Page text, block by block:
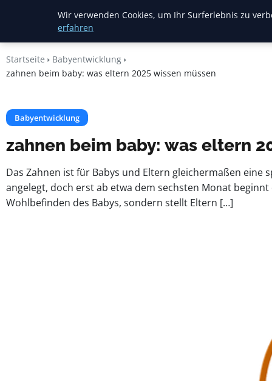
Mariannes
Kinderladen
Startseite
Babyentwicklung
zahnen beim baby: was eltern 2025 wissen müssen
Babyentwicklung
zahnen beim baby: was eltern
Das Zahnen ist für Babys und Eltern gleichermaßen
angelegt, doch erst ab etwa dem sechsten Monat
Wohlbefinden des Babys, sondern stellt Eltern […]
Wir verwenden Cookies, um Ihr Surferlebnis zu
erfahren